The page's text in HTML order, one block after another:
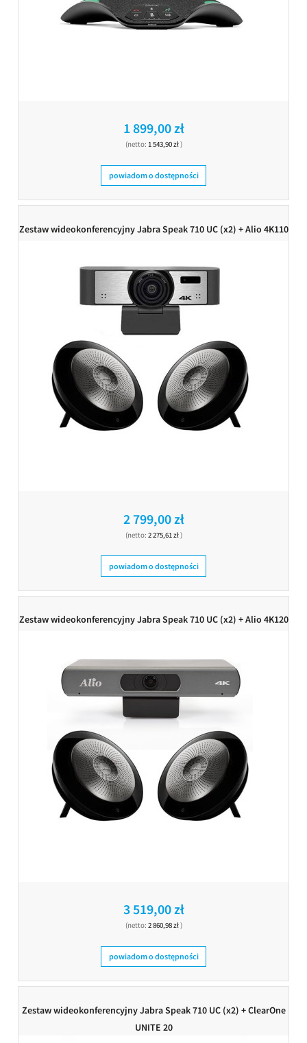
1 899,00 zł
(netto: 1 543,90 zł)
powiadom o dostępności
Zestaw wideokonferencyjny Jabra Speak 710 UC (x2) + Alio 4K110
2 799,00 zł
(netto: 2 275,61 zł)
powiadom o dostępności
Zestaw wideokonferencyjny Jabra Speak 710 UC (x2) + Alio 4K120
3 519,00 zł
(netto: 2 860,98 zł)
powiadom o dostępności
Zestaw wideokonferencyjny Jabra Speak 710 UC (x2) + ClearOne
UNITE 20